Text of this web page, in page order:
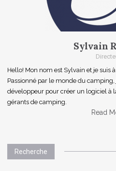
Sylvain
Hello! Mon nom est Sylvain et je suis
Passionné par le monde du
développeur pour créer un logiciel à
gérants de camping.
Read
Recherche